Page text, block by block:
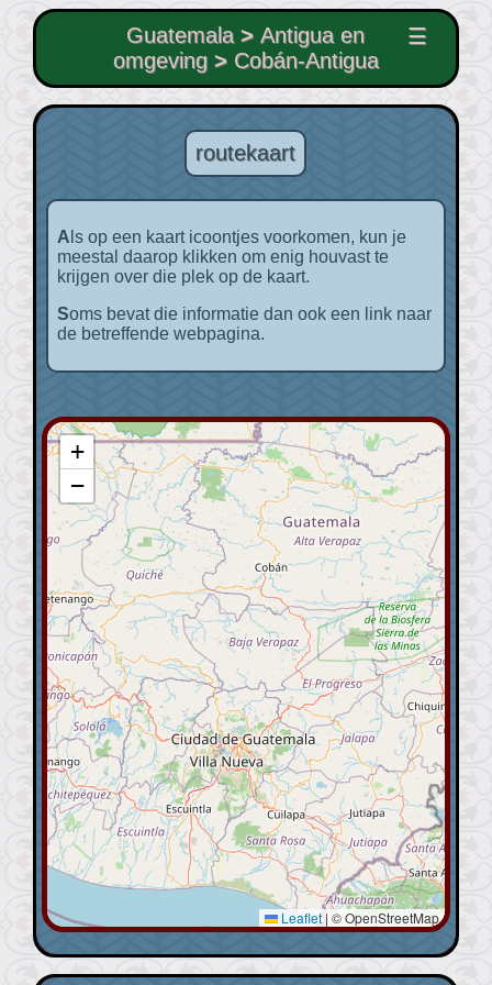
Guatemala >Antigua en
omgeving> Cobán-Antigua
☰
routekaart
Als op een kaart icoontjes voorkomen, kun je
meestal daarop klikken om enig houvast te
krijgen over die plek op de kaart.
Soms bevat die informatie dan ook een link naar
de betreffende webpagina.
+
−
Leaflet | © OpenStreetMap